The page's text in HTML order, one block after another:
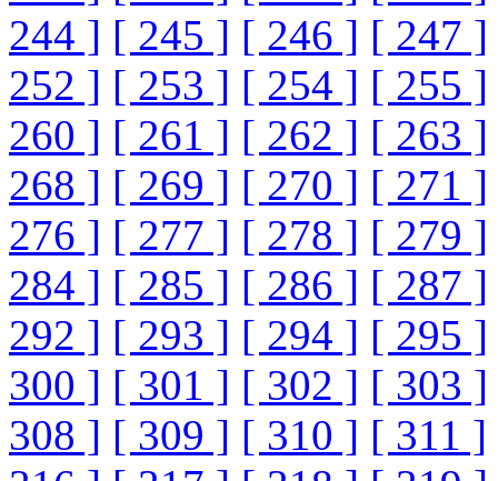
244 ] [ 245 ] [ 246 ] [ 247 ]
252 ] [ 253 ] [ 254 ] [ 255 ]
260 ] [ 261 ] [ 262 ] [ 263 ]
268 ] [ 269 ] [ 270 ] [ 271 ]
276 ] [ 277 ] [ 278 ] [ 279 ]
284 ] [ 285 ] [ 286 ] [ 287 ]
292 ] [ 293 ] [ 294 ] [ 295 ]
300 ] [ 301 ] [ 302 ] [ 303 ]
308 ] [ 309 ] [ 310 ] [ 311 ]